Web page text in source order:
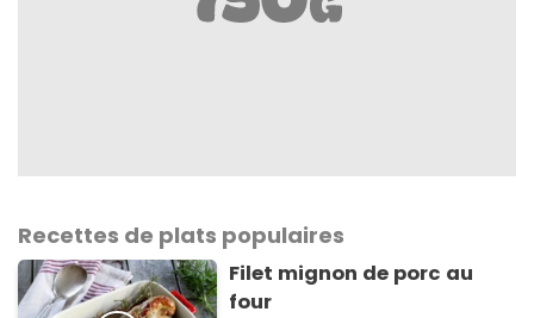
Recettes de plats populaires
Filet mignon de porc au
four